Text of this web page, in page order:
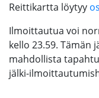
Reittikartta löytyy
Ilmoittautua voi
kello 23.59. Tämän
mahdollista
jälki-